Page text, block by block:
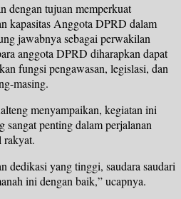
dengan tujuan memperkuat
kapasitas Anggota DPRD dalam
jawabnya sebagai perwakilan
anggota DPRD diharapkan dapat
fungsi pengawasan, legislasi, dan
masing.
menyampaikan, kegiatan ini
sangat penting dalam perjalanan
rakyat.
dedikasi yang tinggi, saudara saudari
ini dengan baik,” ucapnya.